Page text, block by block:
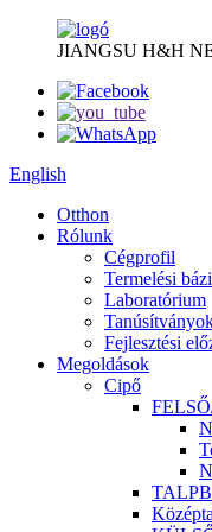
JIANGSU H&H
English
Otthon
Rólunk
Cégprofil
Termelési
Laboratórium
Fejlesztési
Megoldások
Cipő